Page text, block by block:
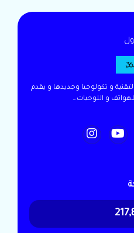
اخبار التقنية و تكولوجيا وجديدها و يقدم
و اللوحيات…